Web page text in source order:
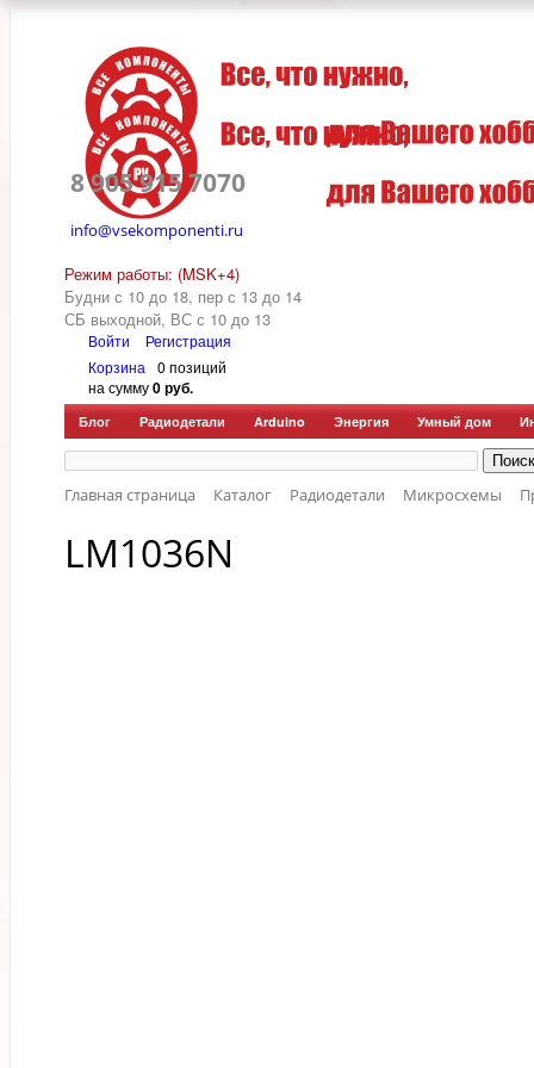
8 905 915 7070
info@vsekomponenti.ru
Режим работы: (MSK+4)
Будни с 10 до 18, пер с 13 до 14
СБ выходной, ВС с 10 до 13
Войти
Регистрация
Корзина
0 позиций
на сумму0 руб.
Блог Радиодетали Arduino Энергия Умный дом
Главная страница Каталог Радиодетали Микросхемы
LM1036N